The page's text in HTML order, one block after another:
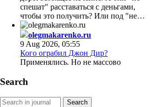
спешат" расставаться с деньгами,
чтобы это получить? Или под "не…
olegmakarenko.ru
9 Aug 2026, 05:55
Кого ограбил Джон Дир?
Применялись. Но не массово
Search
Search